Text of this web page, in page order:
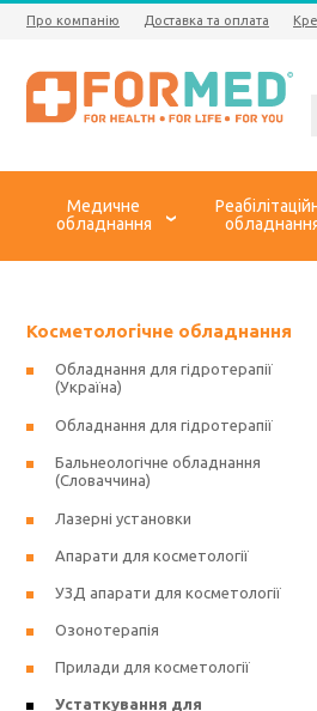
Про компанію Доставка та оплата
Медичне
обладнання
Косметологічне обладнання
Обладнання для гідротерапії
(Україна)
Обладнання для гідротерапії
Бальнеологічне обладнання
(Словаччина)
Лазерні установки
Апарати для косметології
УЗД апарати для косметології
Озонотерапія
Прилади для косметології
Устаткування для